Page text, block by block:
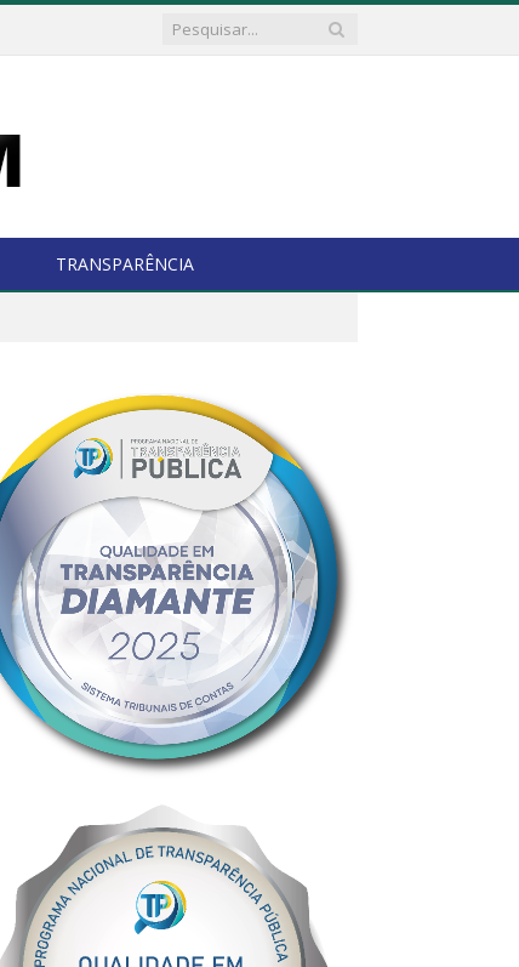
TRANSPARÊNCIA